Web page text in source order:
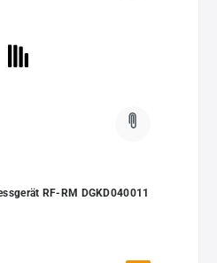
RF-RM DGKD040011